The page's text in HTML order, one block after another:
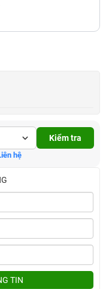
Kiểm tra
hệ
TIN